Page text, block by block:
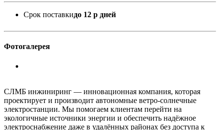
Срок поставкидо 12 р дней
Фотогалерея
СЛМБ инжиниринг — инновационная компания, которая
проектирует и производит автономные ветро‑солнечные
электростанции. Мы помогаем клиентам перейти на
экологичные источники энергии и обеспечить надёжное
электроснабжение даже в удалённых районах без доступа к